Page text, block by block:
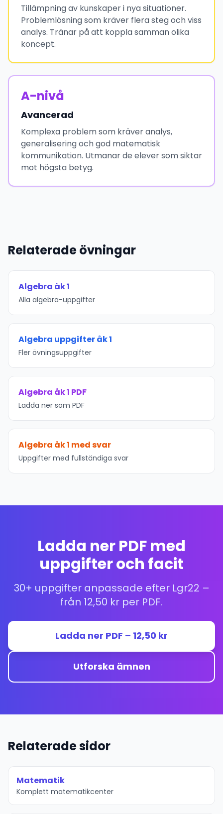
Tillämpning av kunskaper i nya situationer.
Problemlösning som kräver flera steg och viss
analys. Tränar på att koppla samman olika
koncept.
A-nivå
Avancerad
Komplexa problem som kräver analys,
generalisering och god matematisk
kommunikation. Utmanar de elever som siktar
mot högsta betyg.
Relaterade övningar
Algebra åk 1
Alla algebra-uppgifter
Algebra uppgifter åk 1
Fler övningsuppgifter
Algebra åk 1 PDF
Ladda ner som PDF
Algebra åk 1 med svar
Uppgifter med fullständiga svar
Ladda ner PDF med
uppgifter och facit
30+ uppgifter anpassade efter Lgr22 –
från 12,50 kr per PDF.
Ladda ner PDF – 12,50 kr
Utforska ämnen
Relaterade sidor
Matematik
Komplett matematikcenter